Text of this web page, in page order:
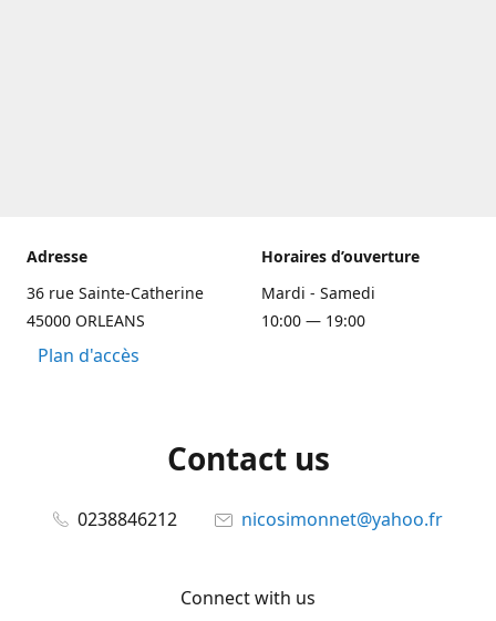
Adresse
36 rue Sainte-Catherine
45000 ORLEANS
Plan d'accès
Horaires d’ouverture
Mardi - Samedi
10:00 — 19:00
Contact us
0238846212 nicosimonnet@yahoo.fr
Connect with us